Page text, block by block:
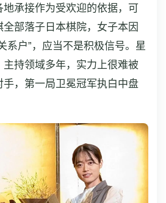
承接作为受欢迎的依据，可
部落子日本棋院，女子本因
系户”，应当不是积极信号。星
持领域多年，实力上很难被
，第一局卫冕冠军执白中盘